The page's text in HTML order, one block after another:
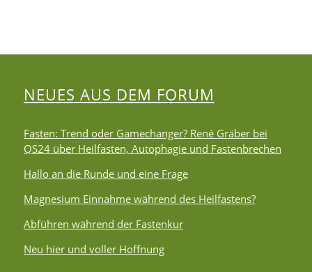
NEUES AUS DEM FORUM
Fasten: Trend oder Gamechanger? René Gräber bei
QS24 über Heilfasten, Autophagie und Fastenbrechen
Hallo an die Runde und eine Frage
Magnesium Einnahme während des Heilfastens?
Abführen während der Fastenkur
Neu hier und voller Hoffnung